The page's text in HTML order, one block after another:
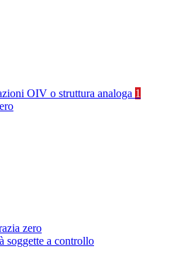
OIV o struttura analoga 1
zero
soggette a controllo